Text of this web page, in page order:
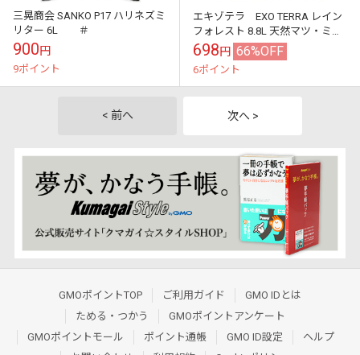
三晃商会 SANKO P17 ハリネズミ
リター 6L ＃
900円
9ポイント
エキゾテラ EXO TERRA レイン
フォレスト 8.8L 天然マツ・ミズ
ゴケMIXの床材 GEX ＃
698円 66%OFF
6ポイント
< 前へ 次へ >
GMOポイントTOP ご利用ガイド
GMO IDとは
ためる・つかう
GMOポイントアンケート
GMOポイントモール
ポイント通帳 GMO ID設定
ヘルプ